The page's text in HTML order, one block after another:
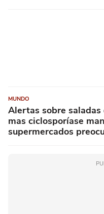
MUNDO
Alertas sobre
mas ciclosporíase
supermercados